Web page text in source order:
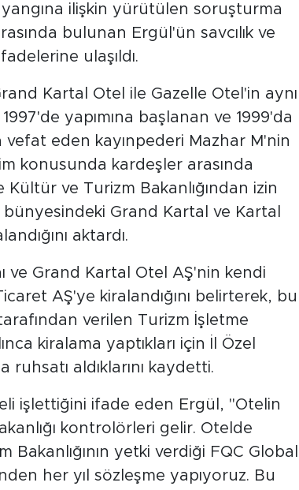
yangına ilişkin yürütülen soruşturma
bulunan Ergül'ün savcılık ve
ulaşıldı.
Kartal Otel ile Gazelle Otel'in aynı
yapımına başlanan ve 1999'da
vefat eden kayınpederi Mazhar M'nin
konusunda kardeşler arasında
ve Turizm Bakanlığından izin
Grand Kartal ve Kartal
aktardı.
ve Grand Kartal Otel AŞ'nin kendi
AŞ'ye kiralandığını belirterek, bu
verilen Turizm İşletme
kiralama yaptıkları için İl Özel
ruhsatı aldıklarını kaydetti.
işlettiğini ifade eden Ergül, "Otelin
kontrolörleri gelir. Otelde
yetki verdiği FQC Global
her yıl sözleşme yapıyoruz. Bu